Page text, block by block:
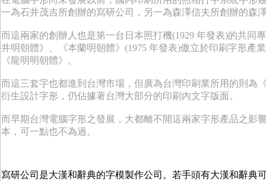
一為石井茂吉所創辦的寫研公司，另一為森澤信夫所創辦的森
而這兩家的創辦人也是第一台日本照打機(1929 年發表)的共同
井明朝體》、《本蘭明朝體》 (1975 年發表)傲立於印刷字形產
《龍明明朝體》。
而這三套字也都進到台灣市場，但廣為台灣印刷業所用的則為
衍生設計字形，仍佔據著台灣大部分的印刷內文字版面。
而早期台灣電腦字形之發展，大都離不開這兩家字形產品之影
本，可一點也不為過。
寫研公司是大漢和辭典的字模製作公司。若手頭有大漢和辭典